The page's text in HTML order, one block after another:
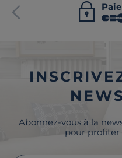
Abonnez-vous à la
pour profiter